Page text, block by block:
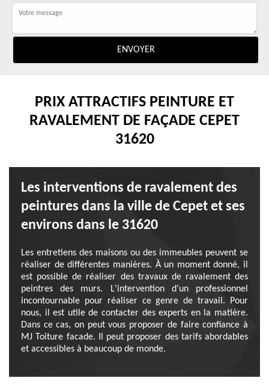
PRIX ATTRACTIFS PEINTURE ET
RAVALEMENT DE FAÇADE CEPET
31620
Les interventions de ravalement des
peintures dans la ville de Cepet et ses
environs dans le 31620
Les entretiens des maisons ou des immeubles peuvent se
réaliser de différentes manières. À un moment donné, il
est possible de réaliser des travaux de ravalement des
peintres des murs. L'intervention d'un professionnel
incontournable pour réaliser ce genre de travail. Pour
nous, il est utile de contacter des experts en la matière.
Dans ce cas, on peut vous proposer de faire confiance à
MJ Toiture facade. Il peut proposer des tarifs abordables
et accessibles à beaucoup de monde.